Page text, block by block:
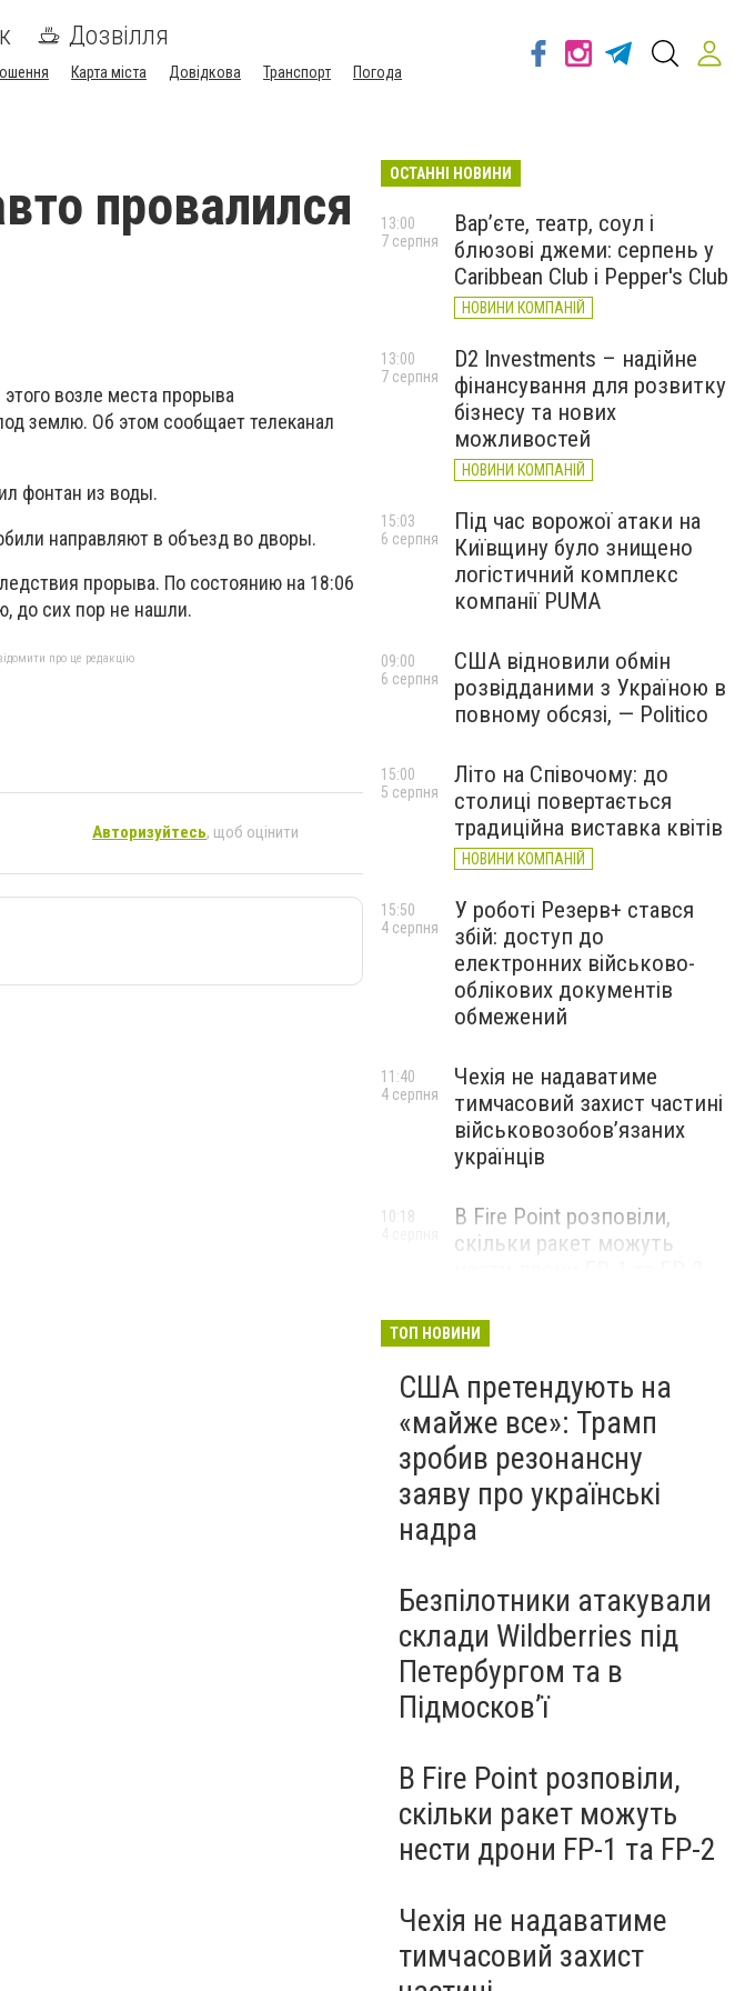
Дозвілля
Карта міста Довідкова Транспорт Погода
провалился
возле места прорыва
землю. Об этом сообщает телеканал
фонтан из воды.
направляют в объезд во дворы.
прорыва. По состоянию на 18:06
до сих пор не нашли.
про це редакцію
Авторизуйтесь, щоб оцінити
ОСТАННІ НОВИНИ
Вар’єте, театр, соул і
блюзові джеми: серпень у
Caribbean Club і Pepper's Club
НОВИНИ КОМПАНІЙ
13:00
7 серпня
D2 Investments – надійне
фінансування для розвитку
бізнесу та нових
можливостей
НОВИНИ КОМПАНІЙ
13:00
7 серпня
Під час ворожої атаки на
Київщину було знищено
логістичний комплекс
компанії PUMA
15:03
6 серпня
США відновили обмін
розвідданими з Україною в
повному обсязі, — Politico
09:00
6 серпня
Літо на Співочому: до
столиці повертається
традиційна виставка квітів
НОВИНИ КОМПАНІЙ
15:00
5 серпня
У роботі Резерв+ стався
збій: доступ до
електронних військово-
облікових документів
обмежений
15:50
4 серпня
Чехія не надаватиме
тимчасовий захист частині
військовозобов’язаних
українців
11:40
4 серпня
В Fire Point розповіли,
скільки ракет можуть
10:18
ТОП НОВИНИ
США претендують на
«майже все»: Трамп
зробив резонансну
заяву про українські
надра
Безпілотники атакували
склади Wildberries під
Петербургом та в
Підмосков’ї
В Fire Point розповіли,
скільки ракет можуть
нести дрони FP-1 та FP-2
Чехія не надаватиме
тимчасовий захист